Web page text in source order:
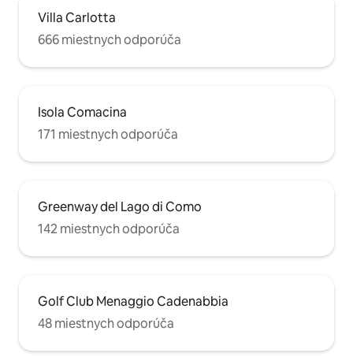
Villa Carlotta
666 miestnych odporúča
Isola Comacina
171 miestnych odporúča
Greenway del Lago di Como
142 miestnych odporúča
Golf Club Menaggio Cadenabbia
48 miestnych odporúča